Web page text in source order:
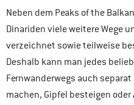
Neben dem Peaks of the
Dinariden viele weitere Wege
verzeichnet sowie teilweise
Deshalb kann man jedes
Fernwanderwegs auch
machen, Gipfel besteigen